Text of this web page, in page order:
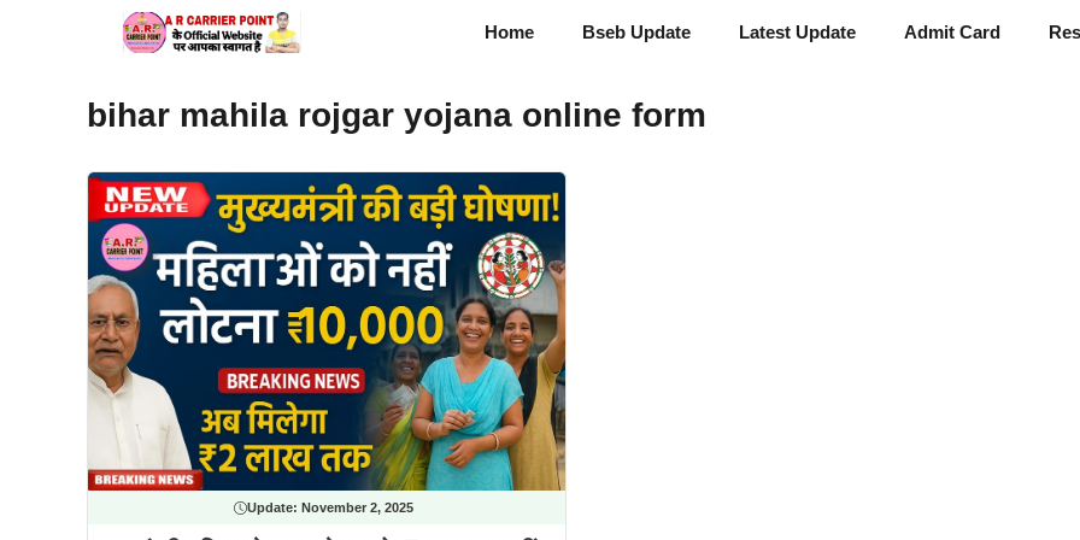
Home Bseb Update Latest Update Admit Card
bihar mahila rojgar yojana online form
Update: November 2, 2025